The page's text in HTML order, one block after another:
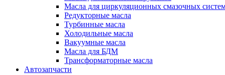
Масла для циркуляционных смазочных
Редукторные масла
Турбинные масла
Холодильные масла
Вакуумные масла
Масла для БДМ
Трансформаторные масла
Автозапчасти